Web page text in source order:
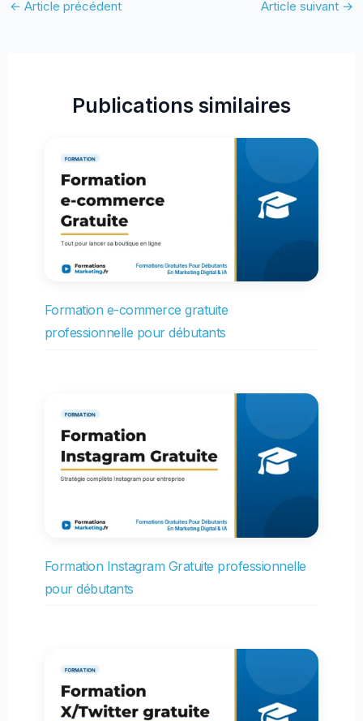
← Article précédent Article suivant →
Publications similaires
Formation e-commerce gratuite
professionnelle pour débutants
Formation Instagram Gratuite professionnelle
pour débutants